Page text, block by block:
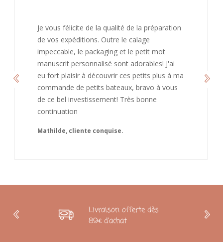
J’ai adoré ouvrir ce paquet votre message est
bienveillant et fait plaisir. Je ne manquerai pas
de recommandé chez vous. Bonne
continuation et merci à vous.
Caroline
Livraison offerte dès
89€ d'achat